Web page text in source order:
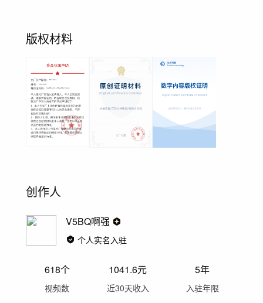
版权材料
创作人
V5BQ啊强
个人实名入驻
618个
视频数
1041.6元
近30天收入
5年
入驻年限